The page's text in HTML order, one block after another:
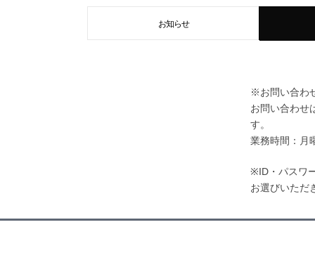
お知らせ
※お問い合わ
お問い合わせ
す。
業務時間：月
※ID・パスワ
お選びいただ